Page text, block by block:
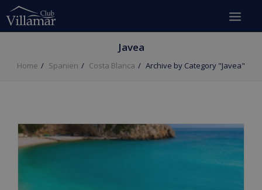
Javea
Home Spanien Costa Blanca Archive by Category "Javea"